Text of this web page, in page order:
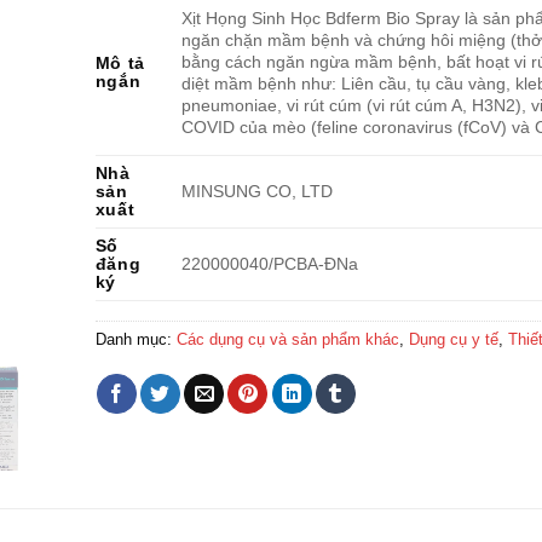
Mô tả
ngắn
Xịt Họng Sinh Học Bdferm Bio Spray là sản
ngăn chặn mầm bệnh và chứng hôi miệng
bằng cách ngăn ngừa mầm bệnh, bất hoạt vi
diệt mầm bệnh như: Liên cầu, tụ cầu vàng,
pneumoniae, vi rút cúm (vi rút cúm A, H3N2),
COVID của mèo (feline coronavirus (fCoV) và
Nhà
sản
xuất
MINSUNG CO, LTD
Số
đăng
ký
220000040/PCBA-ĐNa
Danh mục: Các dụng cụ và sản phẩm khác, Dụng cụ y tế,